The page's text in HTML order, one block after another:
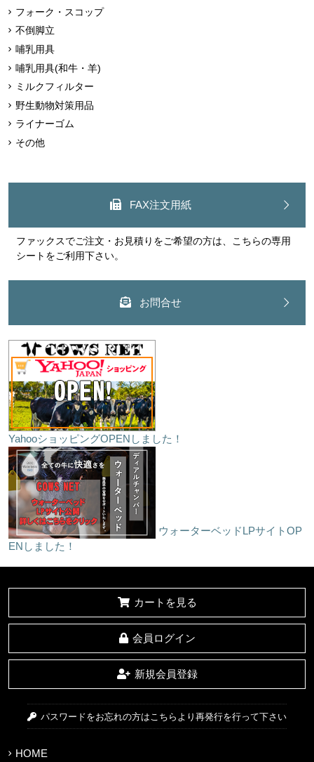
フォーク・スコップ
不倒脚立
哺乳用具
哺乳用具(和牛・羊)
ミルクフィルター
野生動物対策用品
ライナーゴム
その他
FAX注文用紙
ファックスでご注文・お見積りをご希望の方は、こちらの専用
シートをご利用下さい。
お問合せ
YahooショッピングOPENしました！
ウォーターベッドLPサイトOP
ENしました！
カートを見る
会員ログイン
新規会員登録
パスワードをお忘れの方はこちらより再発行を行って下さい
HOME